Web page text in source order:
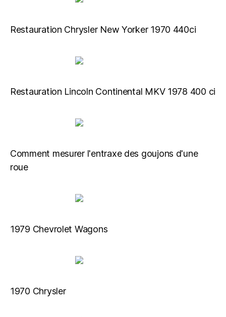
Restauration Chrysler New Yorker 1970 440ci
Restauration Lincoln Continental MKV 1978 400 ci
Comment mesurer l'entraxe des goujons d'une
roue
1979 Chevrolet Wagons
1970 Chrysler